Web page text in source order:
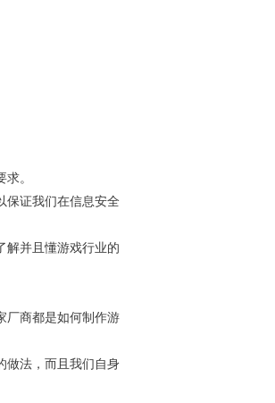
。
保证我们在信息安全
解并且懂游戏行业的
厂商都是如何制作游
做法，而且我们自身